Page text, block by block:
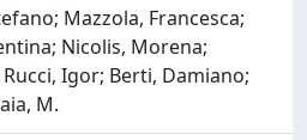
Mazzola, Francesca;
Nicolis, Morena;
Igor; Berti, Damiano;
M.